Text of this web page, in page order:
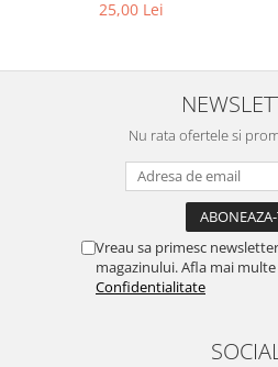
25,00 Lei
Nu rata ofertele si
Vreau sa primesc
magazinului. Afla mai multe
Confidentialitate